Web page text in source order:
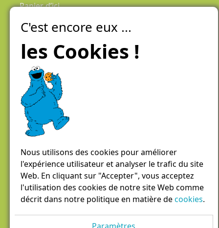
Panier d’ici
Laiteries Réunies Genève
Créer mon compte
Chemin des Aulx 6,
1228 Plan-les-Ouates
Case postale 1055
1211 Genève 26
022 884 81 81
panierdici@lrgg.ch
C'est encore eux ...
les Cookies !
Nous utilisons des cookies pour améliorer
l'expérience utilisateur et analyser le trafic du site
Web. En cliquant sur "Accepter", vous acceptez
l'utilisation des cookies de notre site Web comme
décrit dans notre politique en matière decookies.